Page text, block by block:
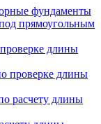
фундаменты
прямоугольным
длины
проверке длины
расчету длины